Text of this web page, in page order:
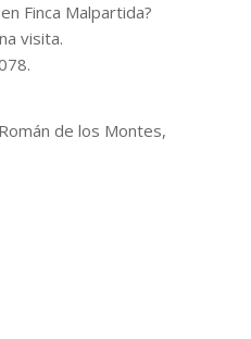
Finca Malpartida?
visita.
de los Montes,